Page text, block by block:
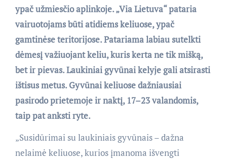
ypač užmiesčio aplinkoje. „Via Lietuva“ pataria
vairuotojams būti atidiems keliuose, ypač
gamtinėse teritorijose. Patariama labiau sutelkti
dėmesį važiuojant keliu, kuris kerta ne tik mišką,
bet ir pievas. Laukiniai gyvūnai kelyje gali atsirasti
ištisus metus. Gyvūnai keliuose dažniausiai
pasirodo prietemoje ir naktį, 17–23 valandomis,
taip pat anksti ryte.
„Susidūrimai su laukiniais gyvūnais – dažna
nelaimė keliuose, kurios įmanoma išvengti